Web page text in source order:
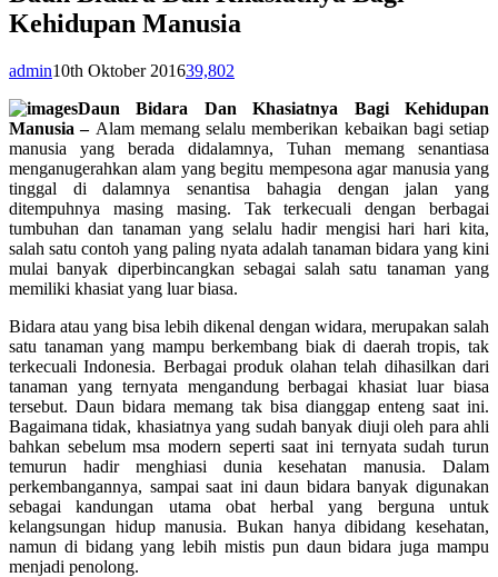
Kehidupan Manusia
admin10th Oktober 201639,802
Daun Bidara Dan Khasiatnya Bagi Kehidupan
Manusia – Alam memang selalu memberikan kebaikan bagi setiap
manusia yang berada didalamnya, Tuhan memang senantiasa
menganugerahkan alam yang begitu mempesona agar manusia yang
tinggal di dalamnya senantisa bahagia dengan jalan yang
ditempuhnya masing masing. Tak terkecuali dengan berbagai
tumbuhan dan tanaman yang selalu hadir mengisi hari hari kita,
salah satu contoh yang paling nyata adalah tanaman bidara yang kini
mulai banyak diperbincangkan sebagai salah satu tanaman yang
memiliki khasiat yang luar biasa.
Bidara atau yang bisa lebih dikenal dengan widara, merupakan salah
satu tanaman yang mampu berkembang biak di daerah tropis, tak
terkecuali Indonesia. Berbagai produk olahan telah dihasilkan dari
tanaman yang ternyata mengandung berbagai khasiat luar biasa
tersebut. Daun bidara memang tak bisa dianggap enteng saat ini.
Bagaimana tidak, khasiatnya yang sudah banyak diuji oleh para ahli
bahkan sebelum msa modern seperti saat ini ternyata sudah turun
temurun hadir menghiasi dunia kesehatan manusia. Dalam
perkembangannya, sampai saat ini daun bidara banyak digunakan
sebagai kandungan utama obat herbal yang berguna untuk
kelangsungan hidup manusia. Bukan hanya dibidang kesehatan,
namun di bidang yang lebih mistis pun daun bidara juga mampu
menjadi penolong.